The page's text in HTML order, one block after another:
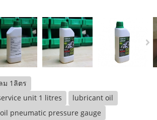
ม 1ลิตร
unit 1 litres
lubricant oil
oil pneumatic pressure gauge